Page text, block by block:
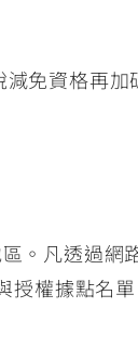
免資格再加
。凡透過網
授權據點名